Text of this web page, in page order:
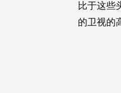
比于这些
的卫视的